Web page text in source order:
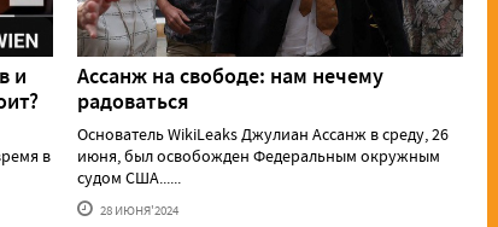
и
в
Ассанж на свободе: нам нечему
радоваться
Основатель WikiLeaks Джулиан Ассанж в среду, 26
июня, был освобожден Федеральным окружным
судом США......
28 ИЮНЯ'2024